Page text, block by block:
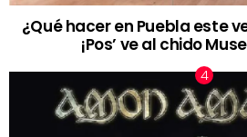
¿Qué hacer en Puebla este
¡Pos’ ve al chido